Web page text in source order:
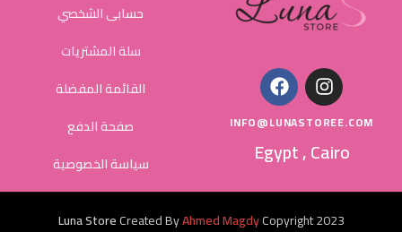
INFO@LUNASTOREE.COM
Egypt , Cairo
حسابى الشخصي
سلة المشتريات
القائمة المفضلة
صفحة الدفع
سياسة الخصوصية
Luna StoreCreated ByAhmed MagdyCopyright2023